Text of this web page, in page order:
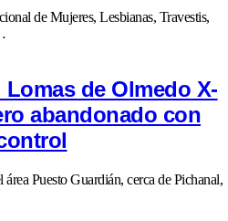
de Mujeres, Lesbianas, Travestis,
de Olmedo X-
abandonado con
área Puesto Guardián, cerca de Pichanal,